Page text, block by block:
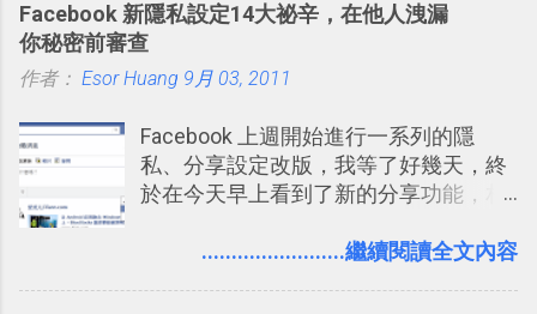
學。 2015/6/13 新增： 免費專案管理軟
體推薦！困難計畫簡單管理 13 種工具
2016 年新增 ： 如何將 Trello 切換到繁
2016/7/7 新增 ： 如何活用 Trello 記
帳？我的理財計畫心得與看板範本
2016/7/13 新增： 如何將網頁資料快速
2016/8 新增： Trello 開放「強化功能」
線，對商務需求來說可以打造出一張一
張資料地圖（例如我之前在製作一本新
書時建立的「 台灣推薦空拍地點地圖
規劃自助旅行路線！ Google 「我的地
圖」在規劃自助旅行路線時可以解決許
多問題： 國外地點名稱地址常常難懂，
稱。 在規劃路線之外，自訂地圖還能補
Facebook 新隱私設定14大祕辛，在他人洩漏
你秘密前審查
作者： Esor Huang 9月 03, 2011
Facebook 上週開始進行一系列的隱
私、分享設定改版，我等了好幾天，終
於在今天早上看到了新的分享功能，相
用新版的分享功能與隱私設定。 嚴格來
........................繼續閱讀全文內容